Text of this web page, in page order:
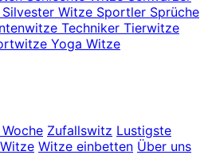
Silvester Witze Sportler Sprüche
Techniker Tierwitze
Yoga Witze
Zufallswitz Lustigste
Witze einbetten Über uns